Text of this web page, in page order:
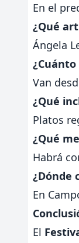
En el
¿Qué
Ángela
Van
¿Qué
Platos
¿Qué
Habrá
¿Dónde
En
El